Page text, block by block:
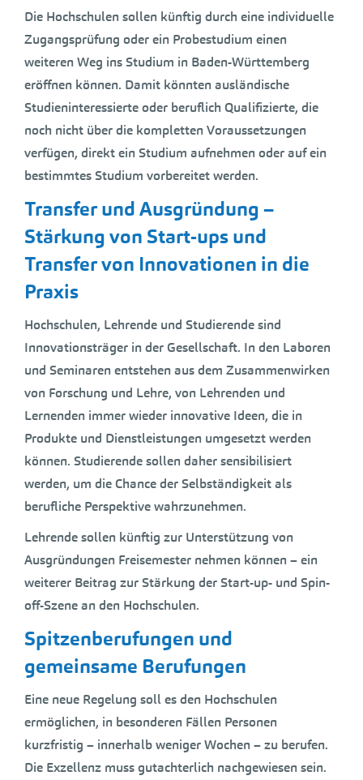
Die Hochschulen sollen künftig durch eine individuelle
Zugangsprüfung oder ein Probestudium einen
weiteren Weg ins Studium in Baden-Württemberg
eröffnen können. Damit könnten ausländische
Studieninteressierte oder beruflich Qualifizierte, die
noch nicht über die kompletten Voraussetzungen
verfügen, direkt ein Studium aufnehmen oder auf ein
bestimmtes Studium vorbereitet werden.
Transfer und Ausgründung –
Stärkung von Start-ups und
Transfer von Innovationen in die
Praxis
Hochschulen, Lehrende und Studierende sind
Innovationsträger in der Gesellschaft. In den Laboren
und Seminaren entstehen aus dem Zusammenwirken
von Forschung und Lehre, von Lehrenden und
Lernenden immer wieder innovative Ideen, die in
Produkte und Dienstleistungen umgesetzt werden
können. Studierende sollen daher sensibilisiert
werden, um die Chance der Selbständigkeit als
berufliche Perspektive wahrzunehmen.
Lehrende sollen künftig zur Unterstützung von
Ausgründungen Freisemester nehmen können – ein
weiterer Beitrag zur Stärkung der Start-up- und Spin-
off-Szene an den Hochschulen.
Spitzenberufungen und
gemeinsame Berufungen
Eine neue Regelung soll es den Hochschulen
ermöglichen, in besonderen Fällen Personen
kurzfristig – innerhalb weniger Wochen – zu berufen.
Die Exzellenz muss gutachterlich nachgewiesen sein.